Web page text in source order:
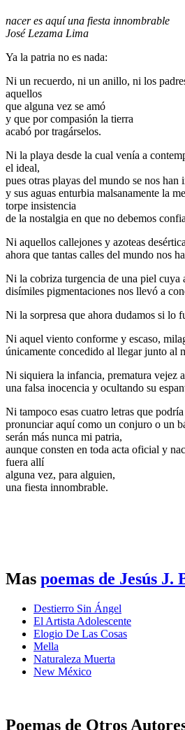
nacer es aquí una fiesta innombrable
José Lezama Lima
Ya la patria no es nada:
Ni un recuerdo, ni un anillo, ni los
aquellos
que alguna vez se amó
y que por compasión la tierra
acabó por tragárselos.
Ni la playa desde la cual venía a
el ideal,
pues otras playas del mundo se nos han
y sus aguas enturbia malsanamente la
torpe insistencia
de la nostalgia en que no debemos
Ni aquellos callejones y azoteas
ahora que tantas calles del mundo nos
Ni la cobriza turgencia de una piel cuya
disímiles pigmentaciones nos llevó a
Ni la sorpresa que ahora dudamos si lo
Ni aquel viento conforme y escaso,
únicamente concedido al llegar junto al
Ni siquiera la infancia, prematura vejez
una falsa inocencia y ocultando su
Ni tampoco esas cuatro letras que podría
pronunciar aquí como un conjuro o un
serán más nunca mi patria,
aunque consten en toda acta oficial y
fuera allí
alguna vez, para alguien,
una fiesta innombrable.
Mas poemas de Jesús J.
Destierro Sin Ángel
El Artista Adolescente
Elogio De Las Cosas
Mella
Naturaleza Muerta
New México
Poemas de Otros